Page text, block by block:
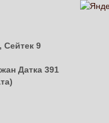
Сейтек 9
Датка 391